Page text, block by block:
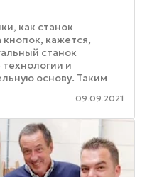
как станок
кнопок, кажется,
станок
и
основу. Таким
понятное управление
09.09.2021